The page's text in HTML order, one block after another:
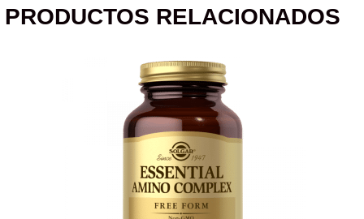
PRODUCTOS RELACIONADOS